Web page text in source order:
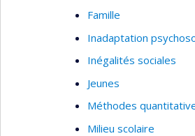
Famille
Inadaptation
Inégalités sociales
Jeunes
Méthodes
Milieu scolaire